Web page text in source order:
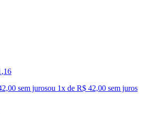
,16
sem jurosou 1x de R$ 42,00 sem juros